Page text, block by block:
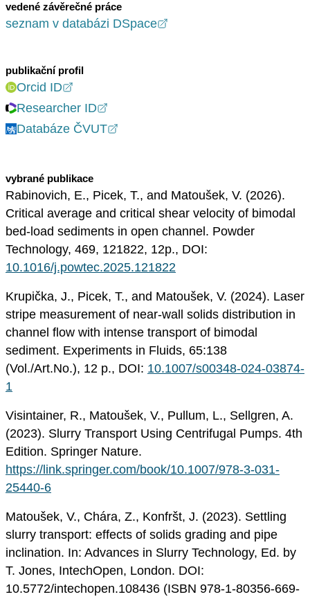
vedené závěrečné práce
seznam v databázi DSpace
publikační profil
Orcid ID
Researcher ID
Databáze ČVUT
vybrané publikace
Rabinovich, E., Picek, T., and Matoušek, V. (2026).
Critical average and critical shear velocity of bimodal
bed-load sediments in open channel. Powder
Technology, 469, 121822, 12p., DOI:
10.1016/j.powtec.2025.121822
Krupička, J., Picek, T., and Matoušek, V. (2024). Laser
stripe measurement of near-wall solids distribution in
channel flow with intense transport of bimodal
sediment. Experiments in Fluids, 65:138
(Vol./Art.No.), 12 p., DOI: 10.1007/s00348-024-03874-
1
Visintainer, R., Matoušek, V., Pullum, L., Sellgren, A.
(2023). Slurry Transport Using Centrifugal Pumps. 4th
Edition. Springer Nature.
https://link.springer.com/book/10.1007/978-3-031-
25440-6
Matoušek, V., Chára, Z., Konfršt, J. (2023). Settling
slurry transport: effects of solids grading and pipe
inclination. In: Advances in Slurry Technology, Ed. by
T. Jones, IntechOpen, London. DOI:
10.5772/intechopen.108436 (ISBN 978-1-80356-669-